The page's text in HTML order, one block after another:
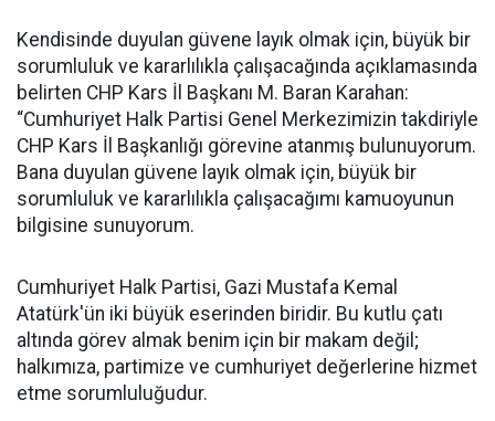
Kendisinde duyulan güvene layık olmak için, büyük bir
sorumluluk ve kararlılıkla çalışacağında açıklamasında
belirten CHP Kars İl Başkanı M. Baran Karahan:
“Cumhuriyet Halk Partisi Genel Merkezimizin takdiriyle
CHP Kars İl Başkanlığı görevine atanmış bulunuyorum.
Bana duyulan güvene layık olmak için, büyük bir
sorumluluk ve kararlılıkla çalışacağımı kamuoyunun
bilgisine sunuyorum.
Cumhuriyet Halk Partisi, Gazi Mustafa Kemal
Atatürk'ün iki büyük eserinden biridir. Bu kutlu çatı
altında görev almak benim için bir makam değil;
halkımıza, partimize ve cumhuriyet değerlerine hizmet
etme sorumluluğudur.